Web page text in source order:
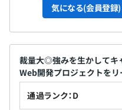
気になる(会員登録)
裁量大◎強みを生かしてキ
Web開発プロジェクトをリ
通過ランク：D